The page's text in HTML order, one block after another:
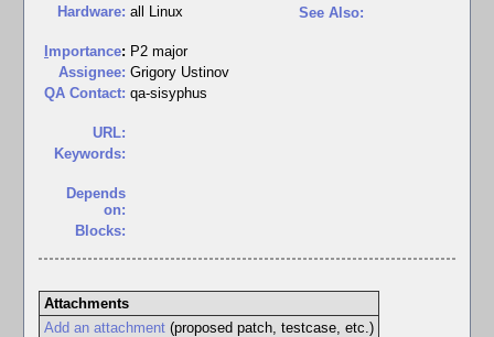
Hardware: all Linux
mportance: P2 major
Assignee: Grigory Ustinov
QA Contact: qa-sisyphus
URL:
Keywords:
Depends
on:
Blocks:
See Also:
Attachments
Add an attachment(proposed patch, testcase, etc.)